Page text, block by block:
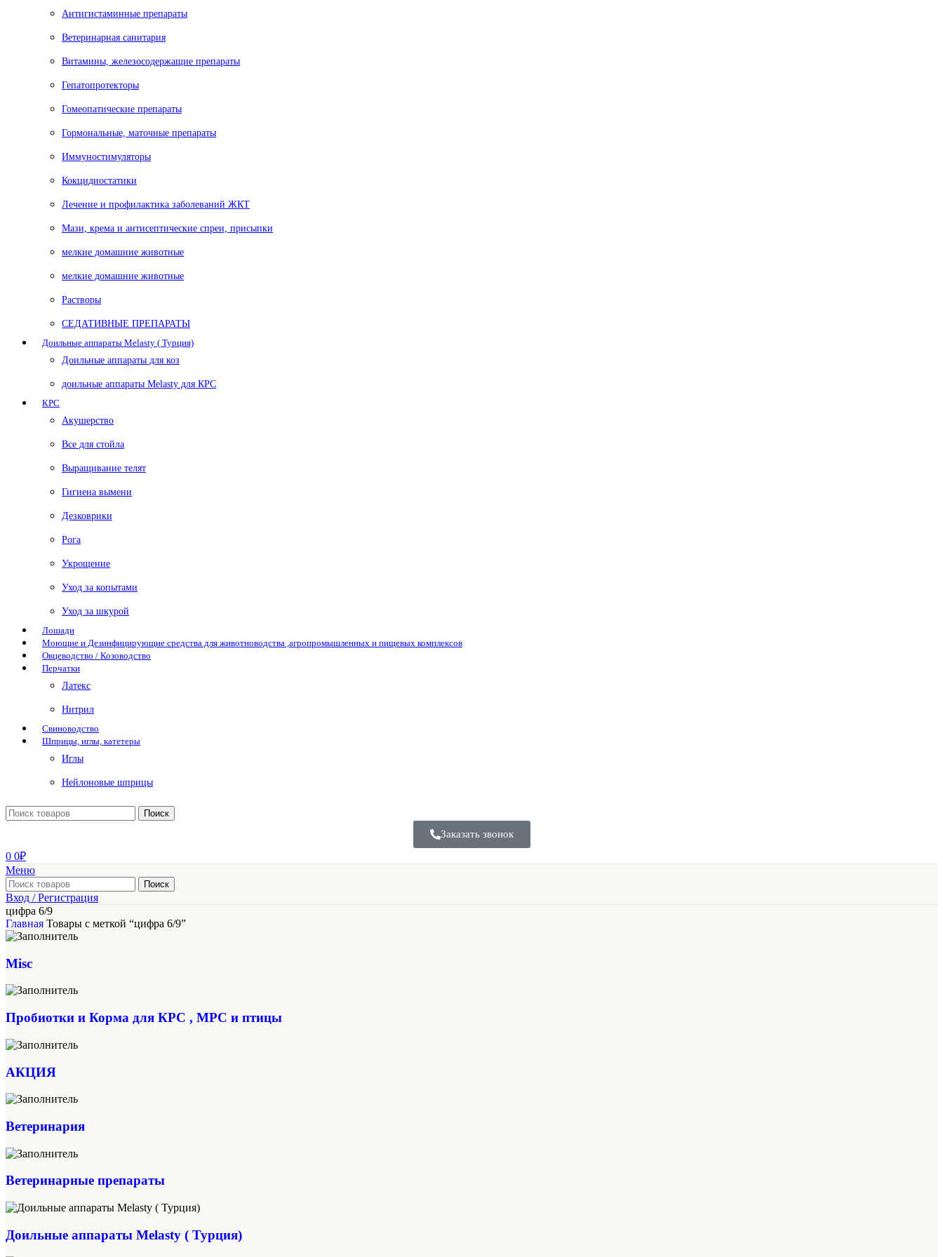
Антигистаминные препараты
Ветеринарная санитария
Витамины, железосодержащие препараты
Гепатопротекторы
Гомеопатические препараты
Гормональные, маточные препараты
Иммуностимуляторы
Кокцидиостатики
Лечение и профилактика заболеваний ЖКТ
Мази, крема и антисептические спреи, присыпки
мелкие домашние животные
мелкие домашние животные
Растворы
СЕДАТИВНЫЕ ПРЕПАРАТЫ
Доильные аппараты Melasty ( Турция)
Доильные аппараты для коз
доильные аппараты Melasty для КРС
КРС
Акушерство
Все для стойла
Выращивание телят
Гигиена вымени
Дезковрики
Рога
Укрощение
Уход за копытами
Уход за шкурой
Лошади
Моющие и Дезинфицирующие средства для животноводства ,агропромышленных и пищевых комплексов
Овцеводство / Козоводство
Перчатки
Латекс
Нитрил
Свиноводство
Шприцы, иглы, катетеры
Иглы
Нейлоновые шприцы
Поиск
Заказать звонок
0 0₽
Меню
Поиск
Вход / Регистрация
цифра 6/9
Главная Товары с меткой “цифра 6/9”
Misc
Пробиотки и Корма для КРС , МРС и птицы
АКЦИЯ
Ветеринария
Ветеринарные препараты
Доильные аппараты Melasty ( Турция)